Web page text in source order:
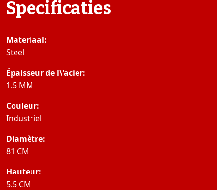
Specificaties
Materiaal:
Steel
Épaisseur de l\'acier:
1.5 MM
Couleur:
Industriel
Diamètre:
81 CM
Hauteur:
5.5 CM